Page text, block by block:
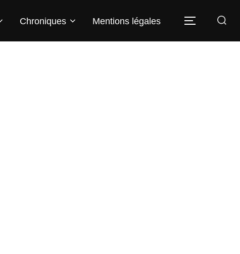
Chroniques Mentions légales Rechercher :